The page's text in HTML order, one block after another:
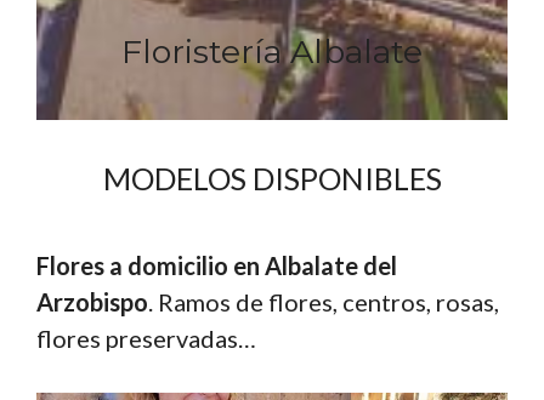
Floristería Albalate
MODELOS DISPONIBLES
Flores a domicilio en Albalate del
Arzobispo . Ramos de flores, centros, rosas,
flores preservadas…